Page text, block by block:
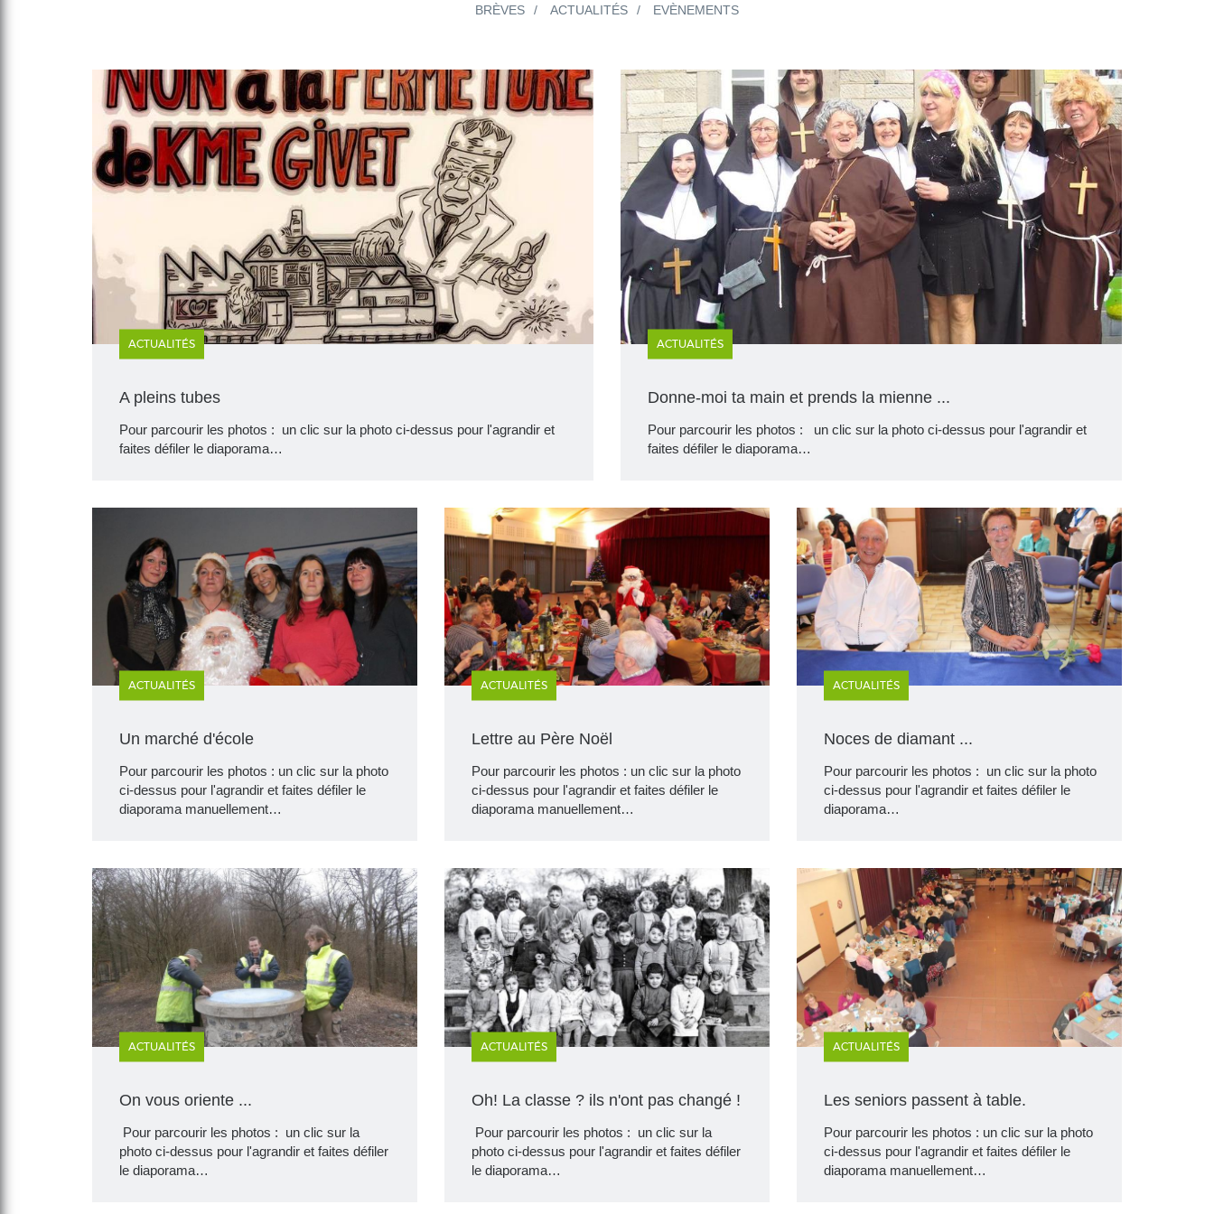
BRÈVES ACTUALITÉS EVÈNEMENTS
ACTUALITÉS
A pleins tubes
Pour parcourir les photos : un clic sur la photo ci-dessus pour l'agrandir et
faites défiler le diaporama…
ACTUALITÉS
Donne-moi ta main et prends la mienne ...
Pour parcourir les photos : un clic sur la photo ci-dessus pour l'agrandir et
faites défiler le diaporama…
ACTUALITÉS
Un marché d'école
Pour parcourir les photos : un clic sur la photo
ci-dessus pour l'agrandir et faites défiler le
diaporama manuellement…
ACTUALITÉS
Lettre au Père Noël
Pour parcourir les photos : un clic sur la photo
ci-dessus pour l'agrandir et faites défiler le
diaporama manuellement…
ACTUALITÉS
Noces de diamant ...
Pour parcourir les photos : un clic sur la photo
ci-dessus pour l'agrandir et faites défiler le
diaporama…
ACTUALITÉS
On vous oriente ...
Pour parcourir les photos : un clic sur la
photo ci-dessus pour l'agrandir et faites défiler
le diaporama…
ACTUALITÉS
Oh! La classe ? ils n'ont pas changé !
Pour parcourir les photos : un clic sur la
photo ci-dessus pour l'agrandir et faites défiler
le diaporama…
ACTUALITÉS
Les seniors passent à table.
Pour parcourir les photos : un clic sur la photo
ci-dessus pour l'agrandir et faites défiler le
diaporama manuellement…